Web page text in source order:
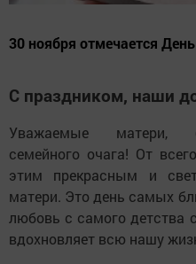
30 ноября отмечается
С праздником, наши
Уважаемые матери,
семейного очага! От
этим прекрасным и
матери. Это день самых
любовь с самого детства
вдохновляет всю нашу